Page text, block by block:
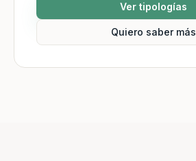
Ver tipologías
Quiero saber más